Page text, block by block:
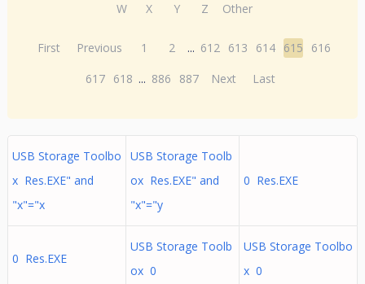
W
X Y Z Other
First Previous 1 2 ... 612 613 614 615
616
617 618 ... 886 887 Next Last
USB Storage Toolbo
x Res.EXE" and
"x"="x
USB Storage Toolb
ox Res.EXE" and
"x"="y
0 Res.EXE
0 Res.EXE
USB Storage Toolb
ox 0
USB Storage Toolbo
x 0